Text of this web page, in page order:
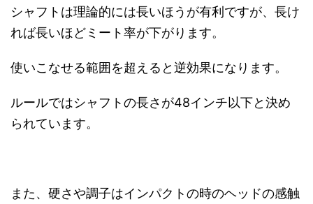
シャフトは理論的には長いほうが有利ですが、長け
れば長いほどミート率が下がります。
使いこなせる範囲を超えると逆効果になります。
ルールではシャフトの長さが48インチ以下と決め
られています。
また、硬さや調子はインパクトの時のヘッドの感触